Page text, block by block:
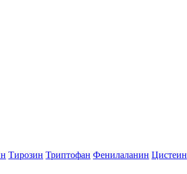
Тирозин Триптофан Фенилаланин Цистеин